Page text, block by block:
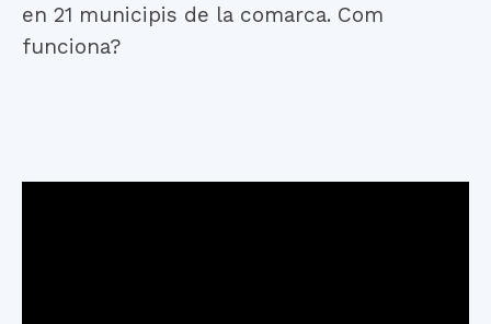
en 21 municipis de la comarca. Com
funciona?